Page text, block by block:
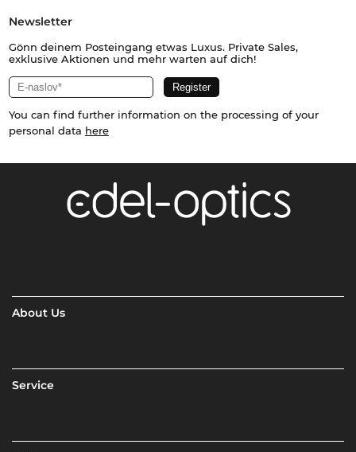
Newsletter
Gönn deinem Posteingang etwas Luxus. Private Sales,
exklusive Aktionen und mehr warten auf dich!
You can find further information on the processing of your
personal data here
About Us
Service